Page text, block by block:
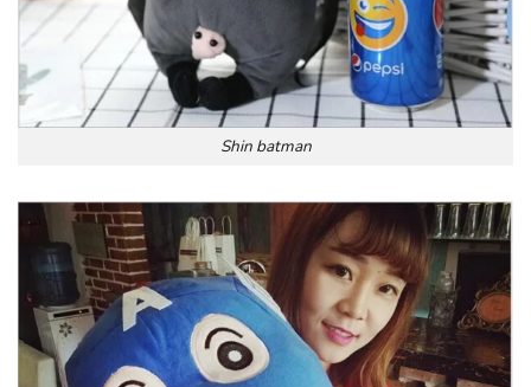
Shin batman